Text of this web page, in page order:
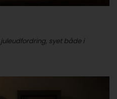
syet både i